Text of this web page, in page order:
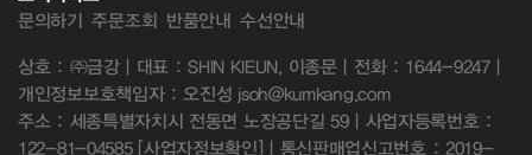
문의하기 주문조회 반품안내 수선안내
상호 : ㈜금강 | 대표 : SHIN KIEUN, 이종문 | 전화 : 1644-9247 |
개인정보보호책임자 : 오진성 jsoh@kumkang.com
주소 : 세종특별자치시 전동면 노장공단길 59 | 사업자등록번호 :
122-81-04585 [사업자정보확인] | 통신판매업신고번호 : 2019-